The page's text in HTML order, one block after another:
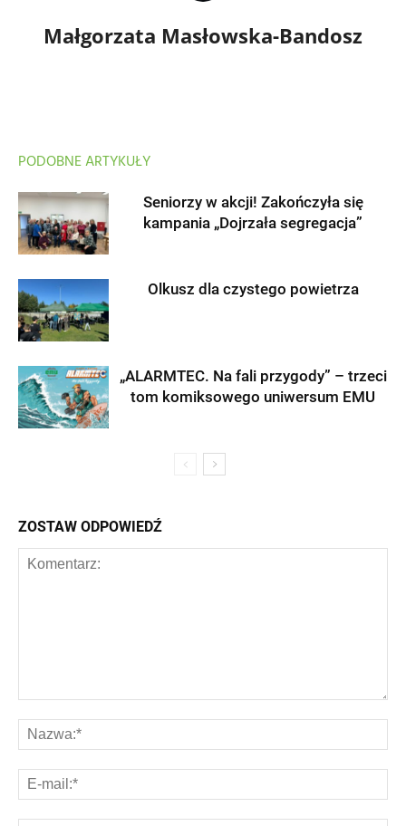
Małgorzata Masłowska-Bandosz
PODOBNE ARTYKUŁY
Seniorzy w akcji! Zakończyła się
kampania „Dojrzała segregacja”
Olkusz dla czystego powietrza
„ALARMTEC. Na fali przygody” – trzeci
tom komiksowego uniwersum EMU
ZOSTAW ODPOWIEDŹ